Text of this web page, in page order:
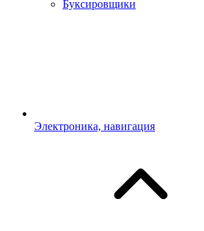
Буксировщики
Электроника, навигация